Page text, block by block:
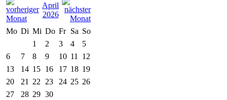
April
2026
Mo Di Mi Do Fr Sa So
1
2 3 4
5
6
7 8 9 10 11
12
13
14 15 16 17 18 19
20
21 22 23 24 25 26
27
28 29 30